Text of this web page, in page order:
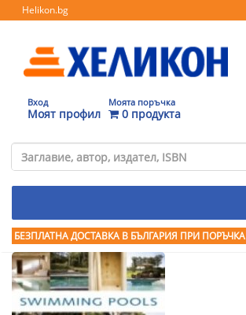
Helikon.bg
Вход
Моят профил
Моята поръчка
0 продукта
БЕЗПЛАТНА ДОСТАВКА В БЪЛГАРИЯ ПРИ ПОРЪЧКА